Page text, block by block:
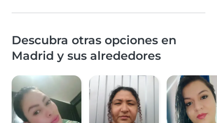
Descubra otras opciones en
Madrid y sus alrededores